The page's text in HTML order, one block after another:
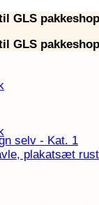
GLS
GLS
selv - Kat. 1